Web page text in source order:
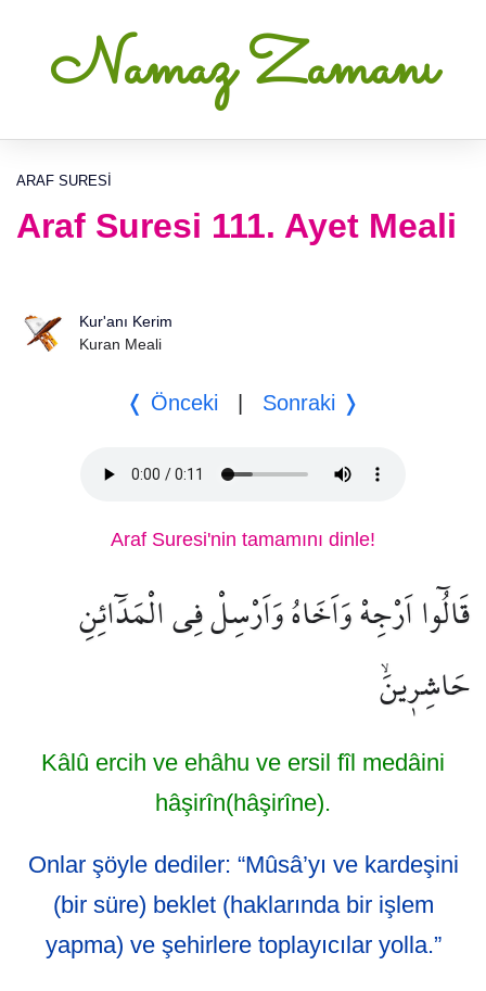
Namaz Zamanı
ARAF SURESI
Araf Suresi 111. Ayet Meali
Kur'anı Kerim
Kuran Meali
❬ Önceki Sonraki ❭
Araf Suresi'nin tamamını dinle!
قَالُٓوا اَرْجِهْ وَاَخَاهُ وَاَرْسِلْ فِي الْمَدَٓائِنِ
حَاشِر۪ينَۙ
Kâlû ercih ve ehâhu ve ersil fîl medâini
hâşirîn(hâşirîne).
Onlar şöyle dediler: “Mûsâ’yı ve kardeşini
(bir süre) beklet (haklarında bir işlem
yapma) ve şehirlere toplayıcılar yolla.”